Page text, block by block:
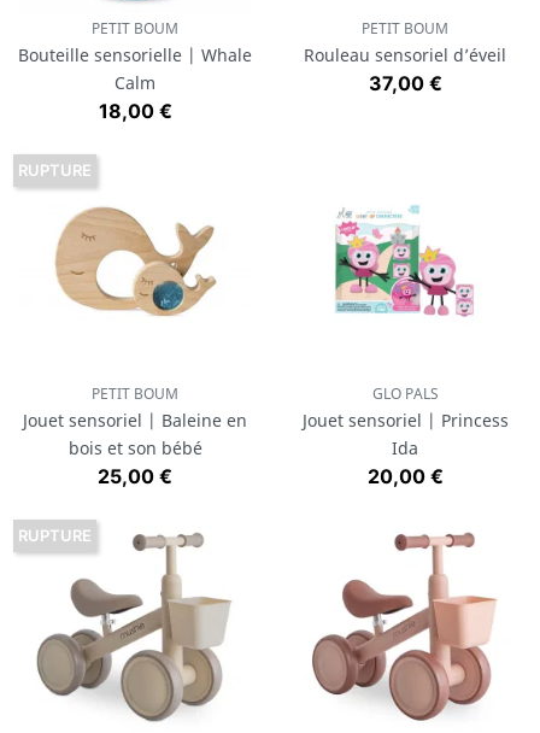
PETIT BOUM
Bouteille sensorielle | Whale
Calm
Prix
18,00 €
PETIT BOUM
Rouleau sensoriel d’éveil
Prix
37,00 €
PETIT BOUM
Jouet sensoriel | Baleine en
bois et son bébé
Prix
25,00 €
RUPTURE
GLO PALS
Jouet sensoriel | Princess
Ida
Prix
20,00 €
RUPTURE